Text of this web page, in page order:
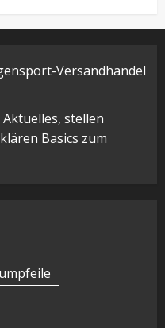
Versandhandel
stellen
Basics zum